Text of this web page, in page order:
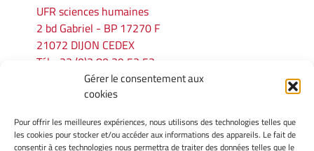
Gérer le consentement aux
cookies
Pour offrir les meilleures expériences, nous utilisons des technologies telles que
les cookies pour stocker et/ou accéder aux informations des appareils. Le fait de
consentir à ces technologies nous permettra de traiter des données telles que le
UFR sciences humaines
2 bd Gabriel - BP 17270 F
21072 DIJON CEDEX
Tél. : 33 (0)3 80 39 53 52
lir3s@u-bourgogne.fr
INFORMATIONS LÉGALES
Mentions légales